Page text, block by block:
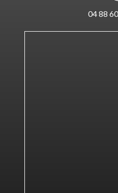
04 88